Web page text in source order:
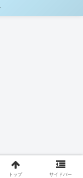
トップ サイドバー